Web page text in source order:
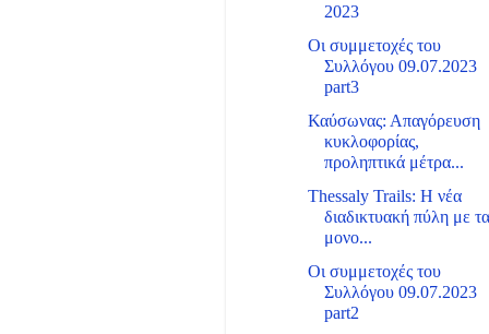
2023
Οι συμμετοχές του
Συλλόγου 09.07.2023
part3
Καύσωνας: Απαγόρευση
κυκλοφορίας,
προληπτικά μέτρα...
Thessaly Trails: Η νέα
διαδικτυακή πύλη με τα
μονο...
Οι συμμετοχές του
Συλλόγου 09.07.2023
part2